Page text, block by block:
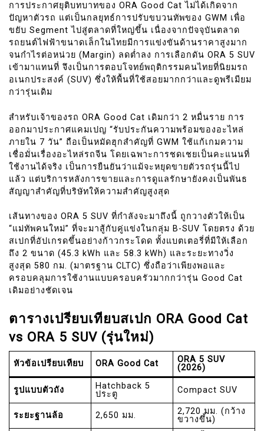
การประกาศยุติบทบาทของ ORA Good Cat ไม่ได้เกิดจาก
ปัญหาตัวรถ แต่เป็นกลยุทธ์การปรับขบวนทัพของ GWM เพื่อ
ขยับ Segment ไปสู่ตลาดที่ใหญ่ขึ้น เนื่องจากปัจจุบันตลาด
รถยนต์ไฟฟ้าขนาดเล็กในไทยมีการแข่งขันด้านราคาสูงมาก
จนกำไรต่อหน่วย (Margin) ลดต่ำลง การเลือกดัน ORA 5 SUV
เข้ามาแทนที่ จึงเป็นการตอบโจทย์พฤติกรรมคนไทยที่นิยมรถ
อเนกประสงค์ (SUV) ซึ่งให้พื้นที่ใช้สอยมากกว่าและดูพรีเมียม
กว่ารุ่นเดิม
สำหรับเจ้าของรถ ORA Good Cat เดิมกว่า 2 หมื่นราย การ
ออกมาประกาศแคมเปญ “รับประกันความพร้อมของอะไหล่
ภายใน 7 วัน” ถือเป็นหมัดฮุกสำคัญที่ GWM ใช้แก้เกมความ
เชื่อมั่นเรื่องอะไหล่รถจีน โดยเฉพาะการชดเชยเป็นคะแนนที่
ใช้งานได้จริง เป็นการยืนยันว่าแม้จะหยุดขายตัวรถรุ่นนี้ไป
แล้ว แต่บริการหลังการขายและการดูแลรักษายังคงเป็นพันธ
สัญญาสำคัญที่บริษัทให้ความสำคัญสูงสุด
เส้นทางของ ORA 5 SUV ที่กำลังจะมาถึงนี้ ถูกวางตัวให้เป็น
“แม่ทัพคนใหม่” ที่จะมาสู้กับคู่แข่งในกลุ่ม B-SUV โดยตรง ด้วย
สเปกที่อัปเกรดขึ้นอย่างก้าวกระโดด ทั้งแบตเตอรี่ที่มีให้เลือก
ถึง 2 ขนาด (45.3 kWh และ 58.3 kWh) และระยะทางวิ่ง
สูงสุด 580 กม. (มาตรฐาน CLTC) ซึ่งถือว่าเพียงพอและ
ครอบคลุมการใช้งานแบบครอบครัวมากกว่ารุ่น Good Cat
เดิมอย่างชัดเจน
ตารางเปรียบเทียบสเปก ORA Good Cat
vs ORA 5 SUV (รุ่นใหม่)
หัวข้อเปรียบเทียบ ORA Good Cat
ORA 5 SUV
(2026)
รูปแบบตัวถัง
Hatchback 5
ประตู
Compact SUV
ระยะฐานล้อ 2,650 มม.
2,720 มม. (กว้าง
ขวางขึ้น)